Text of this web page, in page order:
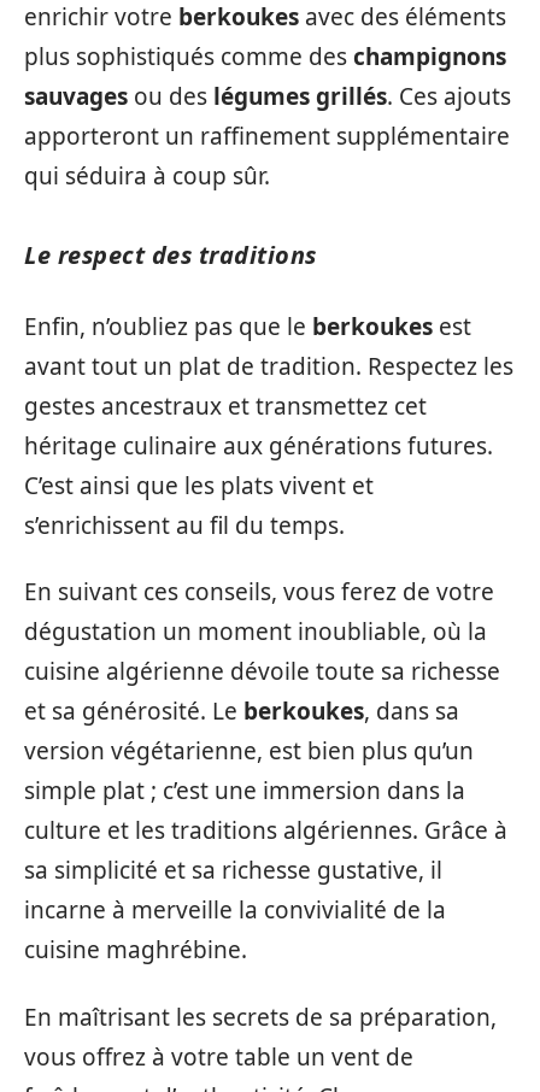
enrichir votre berkoukes avec des éléments
plus sophistiqués comme deschampignons
sauvages ou des légumes grillés. Ces ajouts
apporteront un raffinement supplémentaire
qui séduira à coup sûr.
Le respect des traditions
Enfin, n’oubliez pas que le berkoukes est
avant tout un plat de tradition. Respectez les
gestes ancestraux et transmettez cet
héritage culinaire aux générations futures.
C’est ainsi que les plats vivent et
s’enrichissent au fil du temps.
En suivant ces conseils, vous ferez de votre
dégustation un moment inoubliable, où la
cuisine algérienne dévoile toute sa richesse
et sa générosité. Le berkoukes, dans sa
version végétarienne, est bien plus qu’un
simple plat ; c’est une immersion dans la
culture et les traditions algériennes. Grâce à
sa simplicité et sa richesse gustative, il
incarne à merveille la convivialité de la
cuisine maghrébine.
En maîtrisant les secrets de sa préparation,
vous offrez à votre table un vent de